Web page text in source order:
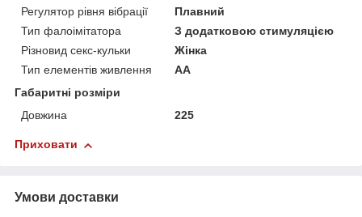
Регулятор рівня вібрації
Плавний
Тип фалоімітатора
З додатковою стимуляцією
Різновид секс-кульки
Жінка
Тип елементів живлення
AA
Габаритні розміри
Довжина
225
Приховати
Умови доставки